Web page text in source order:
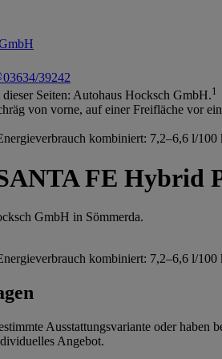
03634/39242
Seiten: Autohaus Hocksch GmbH.1
kombiniert: 7,2–6,6 l/
FE Hybrid
GmbH in Sömmerda.
kombiniert: 7,2–6,6 l/
Ausstattungsvariante oder haben
Angebot.